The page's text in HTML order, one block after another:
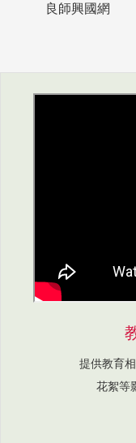
良師興國網
提供教育
花絮等